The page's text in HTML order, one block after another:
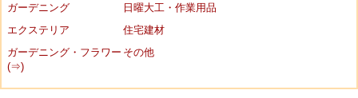
ガーデニング
日曜大工・作業用品
エクステリア
住宅建材
ガーデニング・フラワー
(⇒)
その他